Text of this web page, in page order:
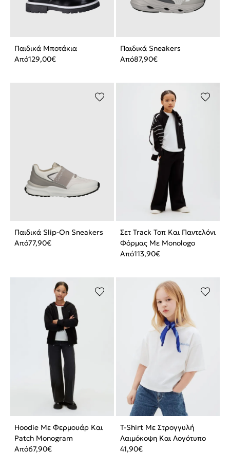
Παιδικά Μποτάκια
Από129,00€
Παιδικά Sneakers
Από87,90€
Παιδικά Slip-On Sneakers
Από77,90€
Σετ Track Τοπ Και Παντελόνι
Φόρμας Με Monologo
Από113,90€
Hoodie Με Φερμουάρ Και
Patch Monogram
Από67,90€
T-Shirt Με Στρογγυλή
Λαιμόκοψη Και Λογότυπο
41,90€